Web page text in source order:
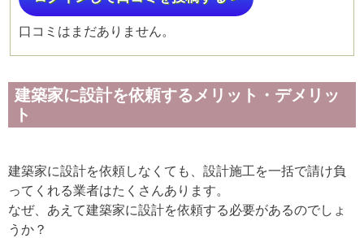
口コミはまだありません。
建築家に設計を依頼するメリット・デメリッ
ト
建築家に設計を依頼しなくても、設計施工を一括で請け負
ってくれる業者はたくさんあります。
なぜ、あえて建築家に設計を依頼する必要があるのでしょ
うか？